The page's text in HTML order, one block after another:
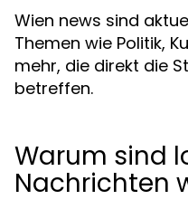
Wien news sind
Themen wie Politik,
mehr, die direkt die
betreffen.
Warum sind
Nachrichten